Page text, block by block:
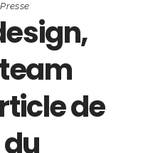
Presse
de